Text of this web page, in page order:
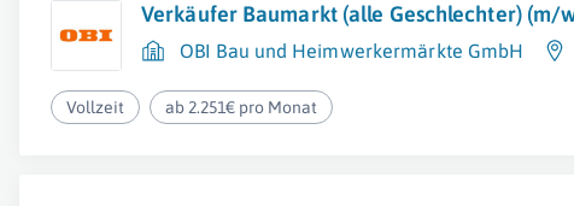
Verkäufer Baumarkt (alle Geschlechter) (m/
OBI Bau und Heimwerkermärkte GmbH
Vollzeit ab 2.251€ pro Monat